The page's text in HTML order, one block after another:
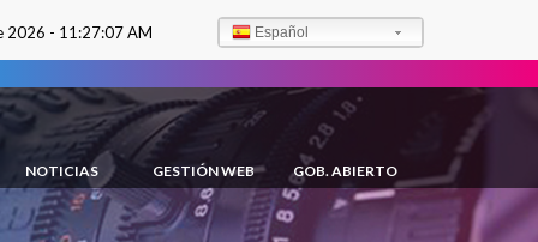
2026 - 11:27:08 AM Español
NOTICIAS GESTIÓN WEB GOB. ABIERTO